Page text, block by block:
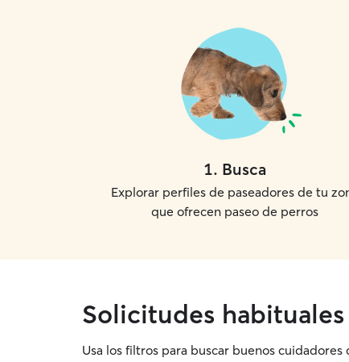
1. Busca
Explorar perfiles de paseadores de tu
que ofrecen paseo de perros
Solicitudes
Usa los filtros para buscar buenos